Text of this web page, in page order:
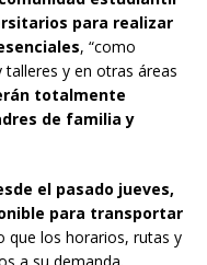
para realizar
, “como
y en otras áreas
totalmente
de familia y
el pasado jueves,
para transportar
que los horarios, rutas y